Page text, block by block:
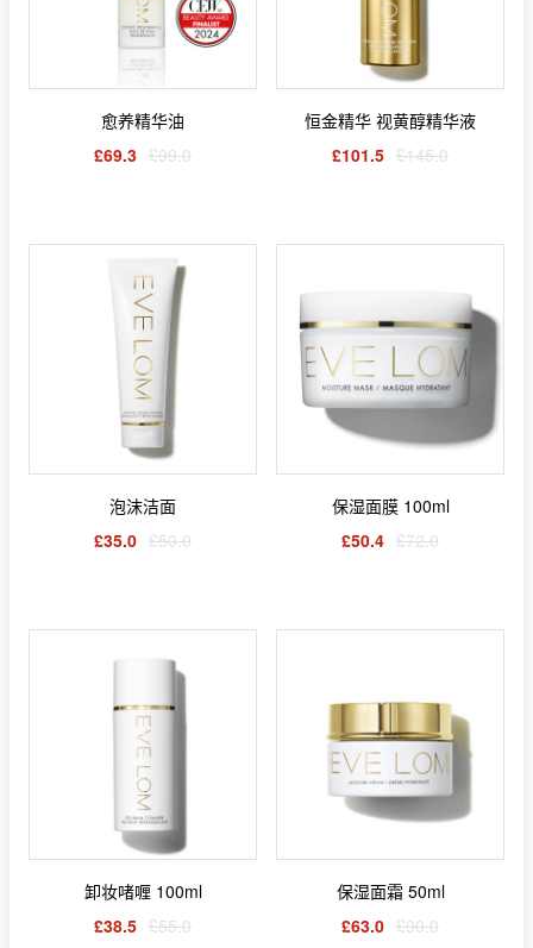
愈养精华油
£69.3 £99.0
恒金精华 视黄醇精华液
£101.5 £145.0
泡沫洁面
£35.0 £50.0
保湿面膜 100ml
£50.4 £72.0
卸妆啫喱 100ml
£38.5 £55.0
保湿面霜 50ml
£63.0 £90.0